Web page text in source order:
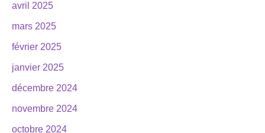
avril 2025
mars 2025
février 2025
janvier 2025
décembre 2024
novembre 2024
octobre 2024